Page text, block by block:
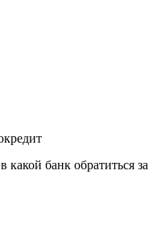
какой банк обратиться за